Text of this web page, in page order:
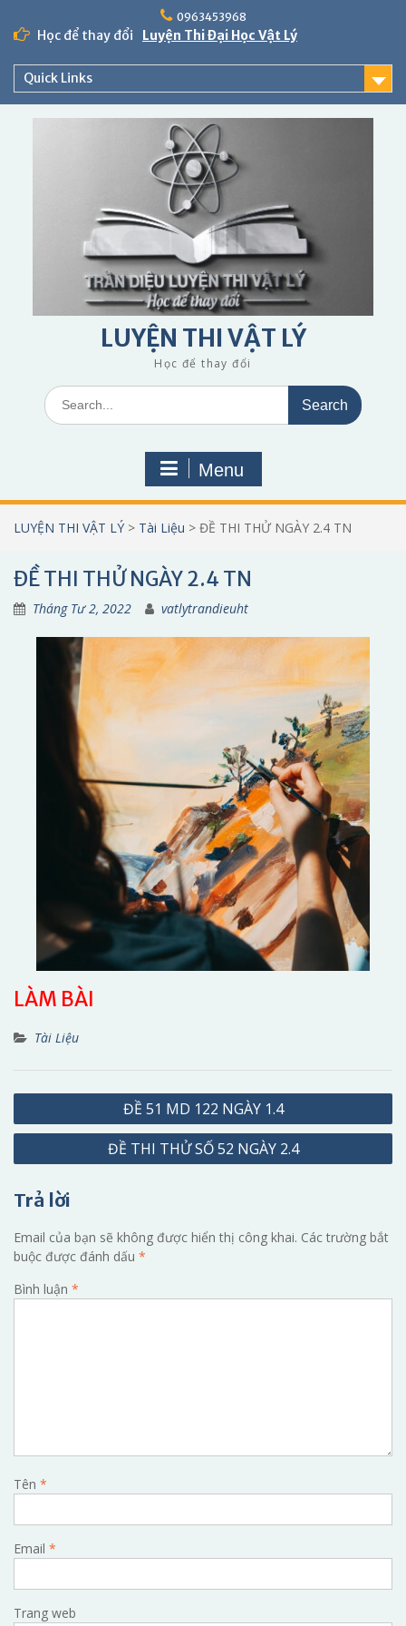
content
0963453968
Học để thay đổi Luyện Thi Đại Học Vật Lý
Quick Links
LUYỆN THI VẬT LÝ
Học để thay đổi
Search
for:
Menu
LUYỆN THI VẬT LÝ > Tài Liệu > ĐỀ THI THỬ NGÀY 2.4 TN
ĐỀ THI THỬ NGÀY 2.4 TN
Tháng Tư 2, 2022 vatlytrandieuht
LÀM BÀI
Tài Liệu
Điều
hướng
ĐỀ 51 MD 122 NGÀY 1.4
ĐỀ THI THỬ SỐ 52 NGÀY 2.4
Trả lời
Email của bạn sẽ không được hiển thị công khai. Các trường bắt
buộc được đánh dấu *
Bình luận *
Tên *
Email *
Trang web